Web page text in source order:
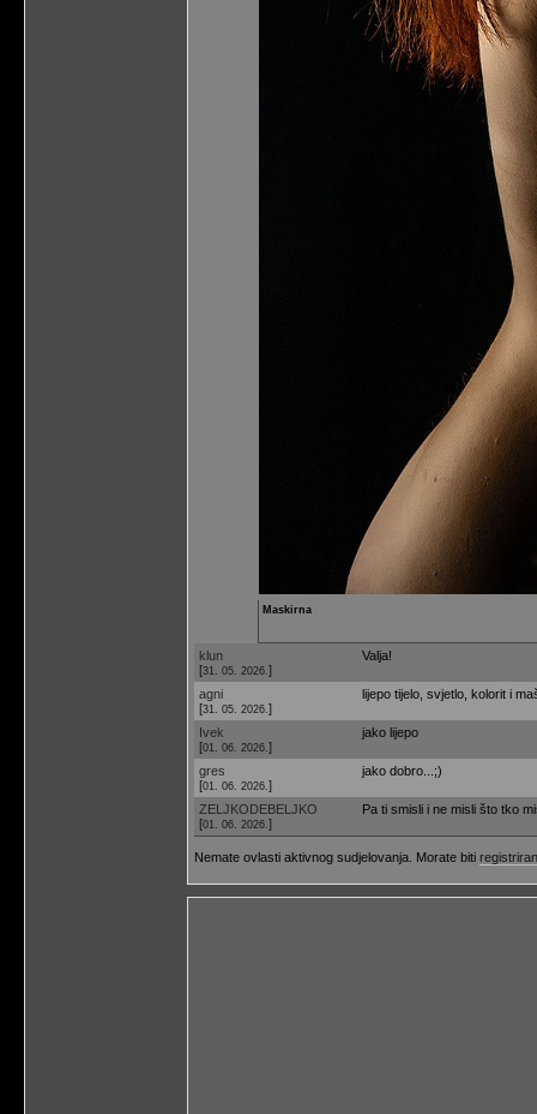
Maskirna
klun
[31. 05. 2026. ]
Valja!
agni
[31. 05. 2026. ]
lijepo tijelo, svjetlo, kolorit i
Ivek
[01. 06. 2026. ]
jako lijepo
gres
[01. 06. 2026. ]
jako dobro...;)
ZELJKODEBELJKO
[01. 06. 2026. ]
Pa ti smisli i ne misli što tko
Nemate ovlasti aktivnog sudjelovanja. Morate biti